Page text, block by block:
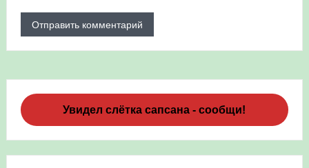
Увидел слётка сапсана - сообщи!